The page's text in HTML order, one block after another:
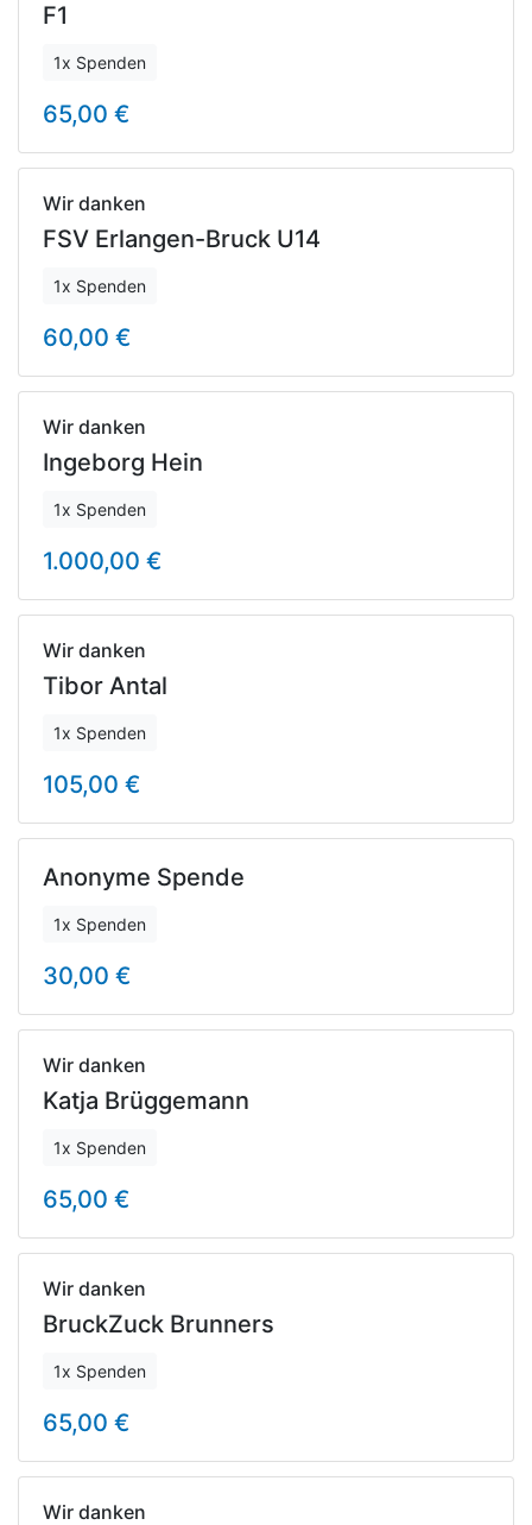
F1
1x Spenden
65,00 €
Wir danken
FSV Erlangen-Bruck U14
1x Spenden
60,00 €
Wir danken
Ingeborg Hein
1x Spenden
1.000,00 €
Wir danken
Tibor Antal
1x Spenden
105,00 €
Anonyme Spende
1x Spenden
30,00 €
Wir danken
Katja Brüggemann
1x Spenden
65,00 €
Wir danken
BruckZuck Brunners
1x Spenden
65,00 €
Wir danken